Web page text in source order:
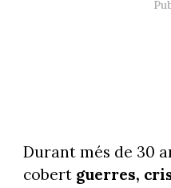
Durant més de 30
cobert guerres,